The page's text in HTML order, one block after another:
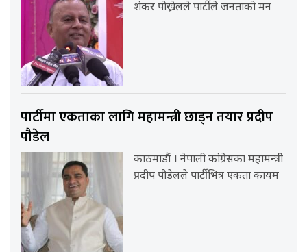
शंकर पोख्रेलले पार्टीले जनताको मन
पार्टीमा एकताका लागि महामन्त्री छाड्न तयार प्रदीप
पौडेल
काठमाडौं । नेपाली कांग्रेसका महामन्त्री
प्रदीप पौडेलले पार्टीभित्र एकता कायम